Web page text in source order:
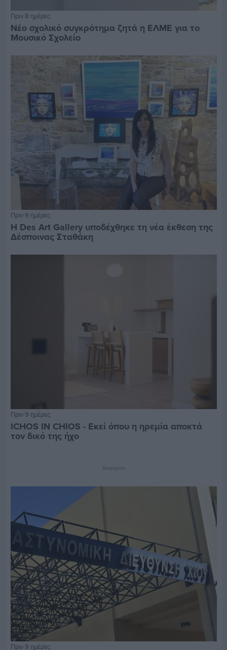
Πριν 8 ημέρες
Νέο σχολικό συγκρότημα ζητά η ΕΛΜΕ για το
Μουσικό Σχολείο
Πριν 9 ημέρες
Η Des Art Gallery υποδέχθηκε τη νέα έκθεση της
Δέσποινας Σταθάκη
Πριν 9 ημέρες
ICHOS IN CHIOS - Εκεί όπου η ηρεμία αποκτά
τον δικό της ήχο
Διαφήμιση
Πριν 9 ημέρες